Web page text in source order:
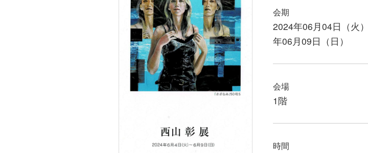
会期
2024年06月04日（火
年06月09日（日）
会場
1階
時間